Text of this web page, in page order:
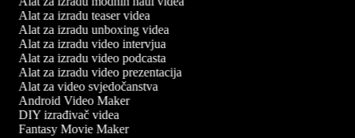
Alat za izradu teaser videa
Alat za izradu unboxing videa
Alat za izradu video intervjua
Alat za izradu video podcasta
Alat za izradu video prezentacija
Alat za video svjedočanstva
Android Video Maker
DIY izrađivač videa
Fantasy Movie Maker